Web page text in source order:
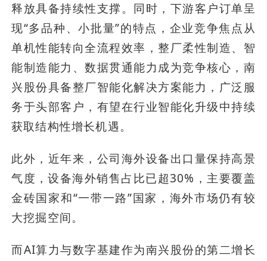
释放具备持续性支撑。同时，下游客户订单呈
现“多品种、小批量”的特点，企业竞争焦点从
单机性能转向全流程效率，整厂柔性制造、智
能制造能力、数据贯通能力成为竞争核心，南
兴股份具备整厂智能化解决方案能力，广泛服
务于头部客户，有望在行业智能化升级中持续
获取结构性增长机遇。
此外，近年来，公司海外设备出口量保持高景
气度，设备海外销售占比已超30%，主要覆盖
金砖国家和“一带一路”国家，海外市场仍有较
大挖掘空间。
而AI算力与数字基建作为南兴股份的第二增长